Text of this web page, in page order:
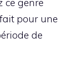
pour une
de